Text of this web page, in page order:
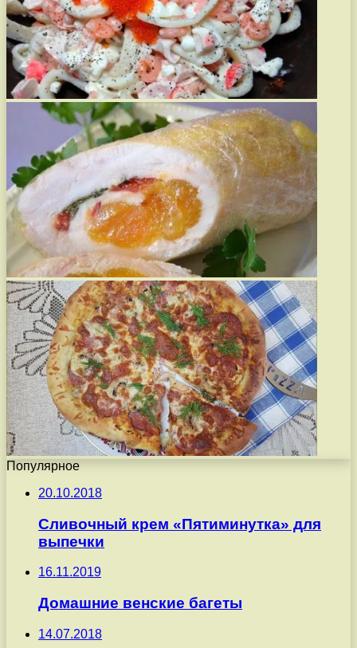
Популярное
20.10.2018
Сливочный крем «Пятиминутка» для
выпечки
16.11.2019
Домашние венские багеты
14.07.2018